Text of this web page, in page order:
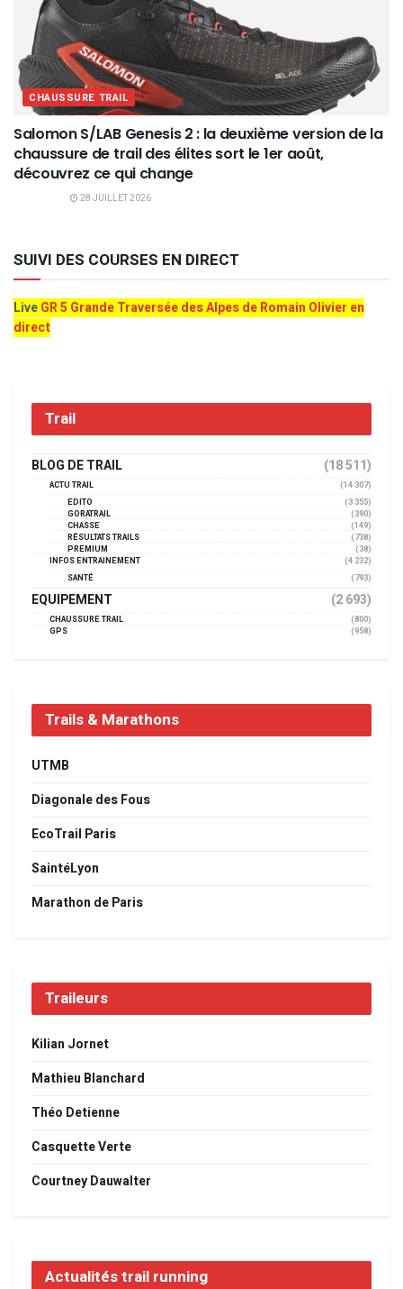
CHAUSSURE TRAIL
Salomon S/LAB Genesis 2 : la deuxième version de la
chaussure de trail des élites sort le 1er août,
découvrez ce qui change
28 JUILLET 2026
SUIVI DES COURSES EN DIRECT
LiveGR 5 Grande Traversée des Alpes de Romain Olivier en
direct
Trail
BLOG DE TRAIL (18 511)
ACTU TRAIL
(14 307)
EDITO
(3 355)
GORATRAIL
(390)
CHASSE
(149)
RÉSULTATS TRAILS
(738)
PREMIUM
(38)
INFOS ENTRAINEMENT
(4 232)
SANTÉ
(793)
EQUIPEMENT (2 693)
CHAUSSURE TRAIL
(800)
GPS
(958)
Trails & Marathons
UTMB
Diagonale des Fous
EcoTrail Paris
SaintéLyon
Marathon de Paris
Traileurs
Kilian Jornet
Mathieu Blanchard
Théo Detienne
Casquette Verte
Courtney Dauwalter
Actualités trail running